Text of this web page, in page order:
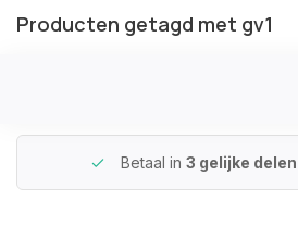
Producten getagd met gv1
Betaal in 3 gelijke delen